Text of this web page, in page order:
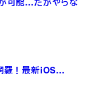
羅！最新iOS…